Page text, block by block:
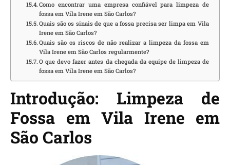
Como encontrar uma empresa confiável para limpeza de
fossa em Vila Irene em São Carlos?
Quais são os sinais de que a fossa precisa ser limpa em Vila
Irene em São Carlos?
Quais são os riscos de não realizar a limpeza da fossa em
Vila Irene em São Carlos regularmente?
O que devo fazer antes da chegada da equipe de limpeza de
fossa em Vila Irene em São Carlos?
Introdução: Limpeza de
Fossa em Vila Irene em
São Carlos